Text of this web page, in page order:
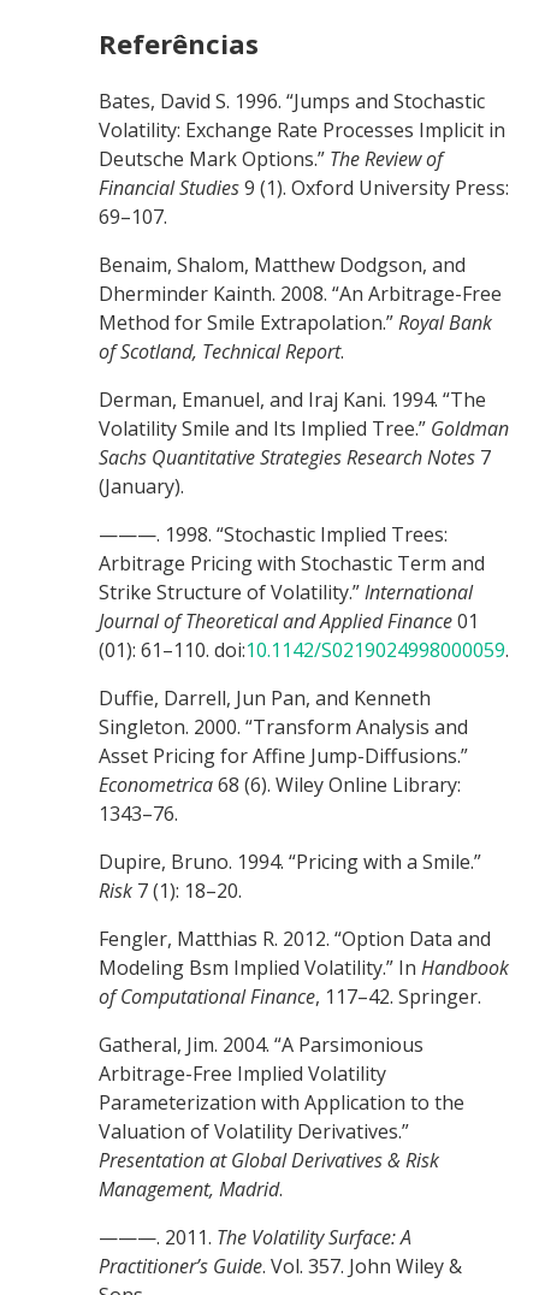
Referências
Bates, David S. 1996. “Jumps and Stochastic
Volatility: Exchange Rate Processes Implicit in
Deutsche Mark Options.” The Review of
Financial Studies9 (1). Oxford University Press:
69–107.
Benaim, Shalom, Matthew Dodgson, and
Dherminder Kainth. 2008. “An Arbitrage-Free
Method for Smile Extrapolation.”Royal Bank
of Scotland, Technical Report.
Derman, Emanuel, and Iraj Kani. 1994. “The
Volatility Smile and Its Implied Tree.” Goldman
Sachs Quantitative Strategies Research Notes 7
(January).
———. 1998. “Stochastic Implied Trees:
Arbitrage Pricing with Stochastic Term and
Strike Structure of Volatility.”International
Journal of Theoretical and Applied Finance01
(01): 61–110. doi:10.1142/S0219024998000059.
Duffie, Darrell, Jun Pan, and Kenneth
Singleton. 2000. “Transform Analysis and
Asset Pricing for Affine Jump-Diffusions.”
Econometrica68 (6). Wiley Online Library:
1343–76.
Dupire, Bruno. 1994. “Pricing with a Smile.”
Risk 7 (1): 18–20.
Fengler, Matthias R. 2012. “Option Data and
Modeling Bsm Implied Volatility.” InHandbook
of Computational Finance, 117–42. Springer.
Gatheral, Jim. 2004. “A Parsimonious
Arbitrage-Free Implied Volatility
Parameterization with Application to the
Valuation of Volatility Derivatives.”
Presentation at Global Derivatives & Risk
Management, Madrid.
———. 2011. The Volatility Surface: A
Practitioner’s Guide. Vol. 357. John Wiley &